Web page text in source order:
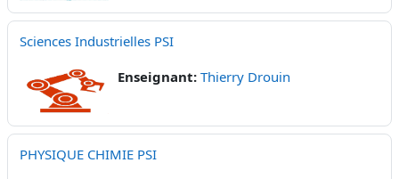
Sciences Industrielles PSI
Enseignant: Thierry Drouin
PHYSIQUE CHIMIE PSI